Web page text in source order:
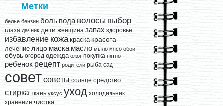
Метки
белье бензин боль вода волосы выбор
глаза дачник дети женщина запах здоровье
избавление кожа краска красота
лечение лицо маска масло мыло мясо обои
обувь огород одежда ожог покупка пятно
ребенок рецепт родители рыба сад
советсоветы солнце средство
стирка ткань уксус уход холодильник
хранение чистка